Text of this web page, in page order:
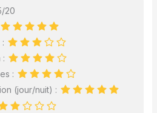
20
:
:
(jour/nuit) :